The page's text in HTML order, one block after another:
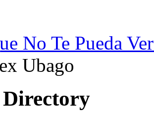
No Te Pueda
Ubago